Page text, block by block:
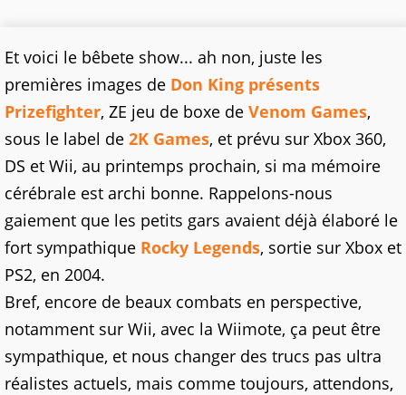
Et voici le bêbete show... ah non, juste les
premières images de Don King présents
Prizefighter, ZE jeu de boxe de Venom Games,
sous le label de 2K Games, et prévu sur Xbox 360,
DS et Wii, au printemps prochain, si ma mémoire
cérébrale est archi bonne. Rappelons-nous
gaiement que les petits gars avaient déjà élaboré le
fort sympathique Rocky Legends, sortie sur Xbox et
PS2, en 2004.
Bref, encore de beaux combats en perspective,
notamment sur Wii, avec la Wiimote, ça peut être
sympathique, et nous changer des trucs pas ultra
réalistes actuels, mais comme toujours, attendons,